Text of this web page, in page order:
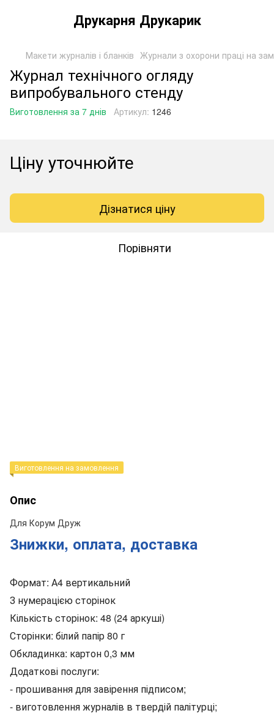
Друкарня Друкарик
Макети журналів і бланків Журнали з охорони праці на
Журнал технічного огляду
випробувального стенду
Виготовлення за 7 днів Артикул: 1246
Ціну уточнюйте
Дізнатися ціну
Порівняти
Виготовлення на замовлення
Опис
Для Корум Друж
Знижки, оплата, доставка
Формат: А4 вертикальний
З нумерацією сторінок
Кількість сторінок: 48 (24 аркуші)
Сторінки: білий папір 80 г
Обкладинка: картон 0,3 мм
Додаткові послуги:
- прошивання для завірення підписом;
- виготовлення журналів в твердій палітурці;